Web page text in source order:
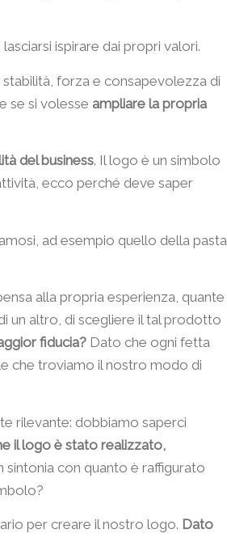
ispirare dai propri valori.
forza e consapevolezza di
se si volesse ampliare la propria
del business. Il logo è un simbolo
ecco perché deve saper
ad esempio quello della pasta
alla propria esperienza, quante
un altro, di scegliere il tal prodotto
fiducia? Dato che ogni fetta
che troviamo il nostro modo di
rilevante: dobbiamo saperci
il logo è stato realizzato,
sintonia con quanto è raffigurato
per creare il nostro logo. Dato